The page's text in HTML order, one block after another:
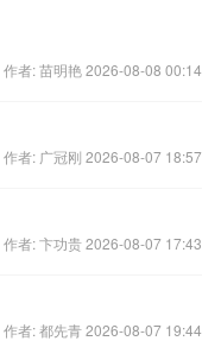
作者: 苗明艳 2026-08-08 00:14
作者: 广冠刚 2026-08-07 18:57
作者: 卞功贵 2026-08-07 17:43
作者: 都先青 2026-08-07 19:44